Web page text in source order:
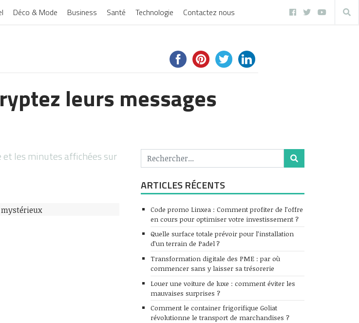
Déco & Mode Business Santé Technologie Contactez nous
leurs messages
et les minutes affichées sur
ARTICLES RÉCENTS
Code promo Linxea : Comment profiter de l’offre
en cours pour optimiser votre investissement ?
Quelle surface totale prévoir pour l’installation
d’un terrain de Padel ?
Transformation digitale des PME : par où
commencer sans y laisser sa trésorerie
Louer une voiture de luxe : comment éviter les
mauvaises surprises ?
Comment le container frigorifique Goliat
révolutionne le transport de marchandises ?